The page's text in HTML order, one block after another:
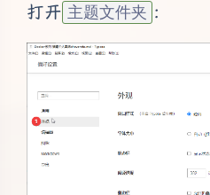
打开 主题文件夹 ：